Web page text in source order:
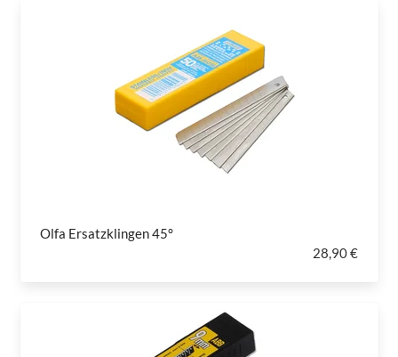
Olfa Ersatzklingen 45°
28,90 €